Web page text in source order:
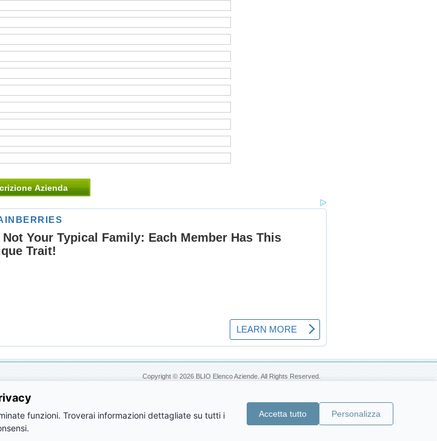
Azienda
Copyright © 2026 BLIO Elenco Aziende. All Rights Reserved.
funzioni. Troverai informazioni dettagliate su tutti i
Accetta tutto Personalizza